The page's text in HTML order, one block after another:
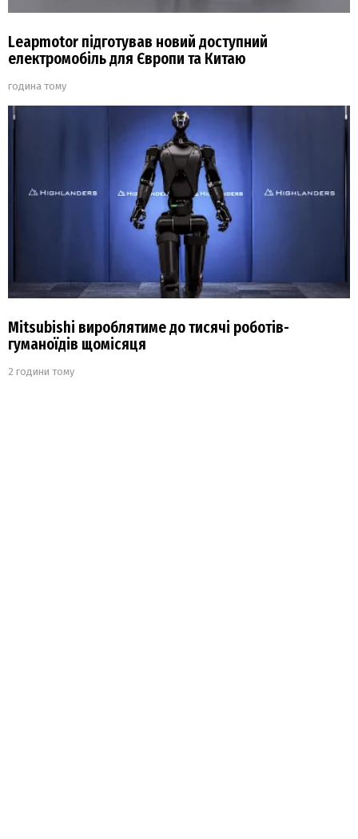
Leapmotor підготував новий доступний
електромобіль для Європи та Китаю
година тому
Mitsubishi вироблятиме до тисячі роботів-
гуманоїдів щомісяця
2 години тому